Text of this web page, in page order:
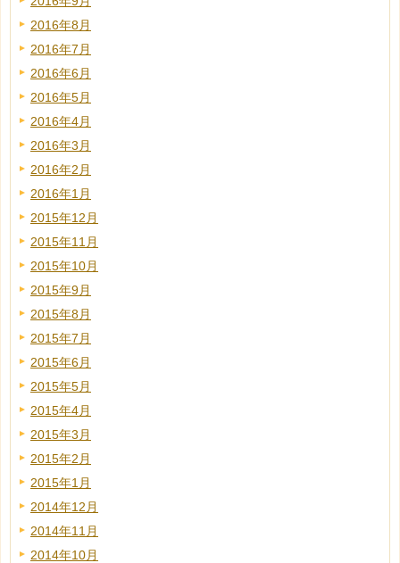
2016年8月
2016年7月
2016年6月
2016年5月
2016年4月
2016年3月
2016年2月
2016年1月
2015年12月
2015年11月
2015年10月
2015年9月
2015年8月
2015年7月
2015年6月
2015年5月
2015年4月
2015年3月
2015年2月
2015年1月
2014年12月
2014年11月
2014年10月